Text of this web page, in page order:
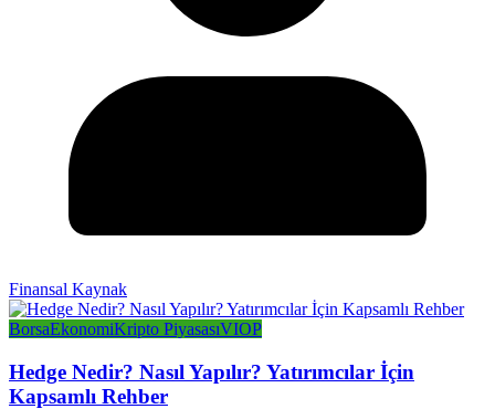
Finansal Kaynak
BorsaEkonomiKripto PiyasasıVIOP
Hedge Nedir? Nasıl Yapılır? Yatırımcılar İçin
Kapsamlı Rehber